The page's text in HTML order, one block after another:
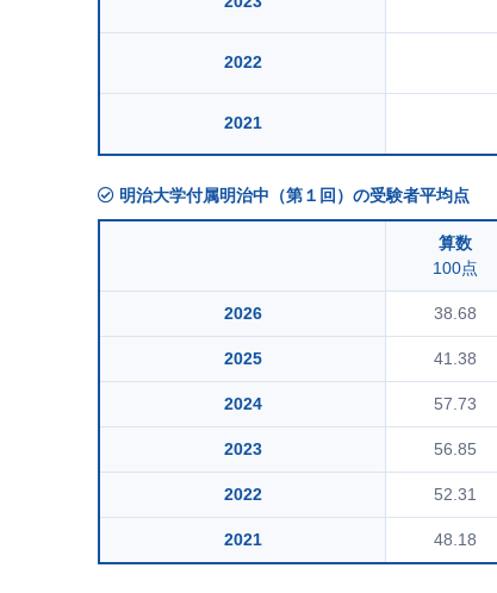
2022
2021
明治大学付属明治中（第１回）の受験者平均点
算数
100点
2026 38.68
2025 41.38
2024 57.73
2023 56.85
2022 52.31
2021 48.18